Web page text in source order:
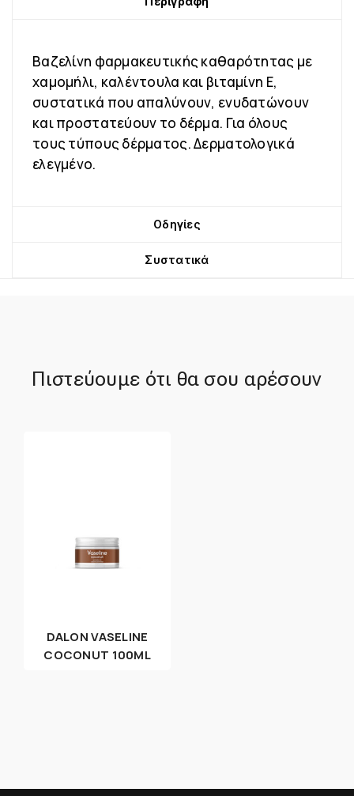
Βαζελίνη φαρμακευτικής καθαρότητας με
χαμομήλι, καλέντουλα και βιταμίνη Ε,
συστατικά που απαλύνουν, ενυδατώνουν
και προστατεύουν το δέρμα. Για όλους
τους τύπους δέρματος. Δερματολογικά
ελεγμένο.
Οδηγίες
Συστατικά
Πιστεύουμε ότι θα σου αρέσουν
DALON VASELINE
COCONUT 100ML